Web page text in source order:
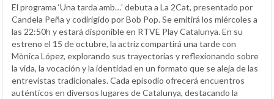
El programa ‘Una tarda amb…’ debuta a La 2Cat, presentado por
Candela Peña y codirigido por Bob Pop. Se emitirá los miércoles a
las 22:50h y estará disponible en RTVE Play Catalunya. En su
estreno el 15 de octubre, la actriz compartirá una tarde con
Mònica López, explorando sus trayectorias y reflexionando sobre
la vida, la vocación y la identidad en un formato que se aleja de las
entrevistas tradicionales. Cada episodio ofrecerá encuentros
auténticos en diversos lugares de Catalunya, destacando la